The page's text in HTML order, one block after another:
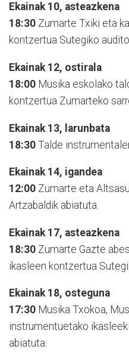
Ekainak 10, asteazkena
18:30 Zumarte Txiki eta
kontzertua Sutegiko
Ekainak 12, ostirala
18:00 Musika eskolako
kontzertua Zumarteko
Ekainak 13, larunbata
18:30 Talde
Ekainak 14, igandea
12:00 Zumarte eta
Artzabaldik abiatuta.
Ekainak 17, asteazkena
18:30 Zumarte Gazte
ikasleen kontzertua
Ekainak 18, osteguna
17:30 Musika Txokoa,
instrumentuetako
abiatuta.